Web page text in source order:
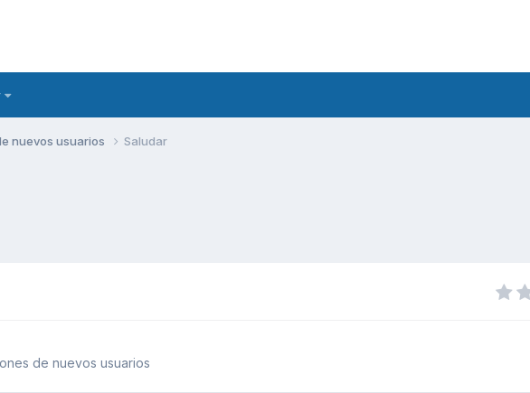
nuevos usuarios Saludar
de nuevos usuarios